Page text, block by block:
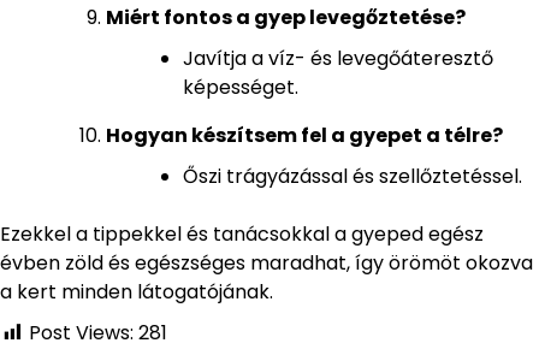
Miért fontos a gyep levegőztetése?
Javítja a víz- és levegőáteresztő
képességet.
Hogyan készítsem fel a gyepet a télre?
Őszi trágyázással és szellőztetéssel.
Ezekkel a tippekkel és tanácsokkal a gyeped egész
évben zöld és egészséges maradhat, így örömöt okozva
a kert minden látogatójának.
Post Views: 281